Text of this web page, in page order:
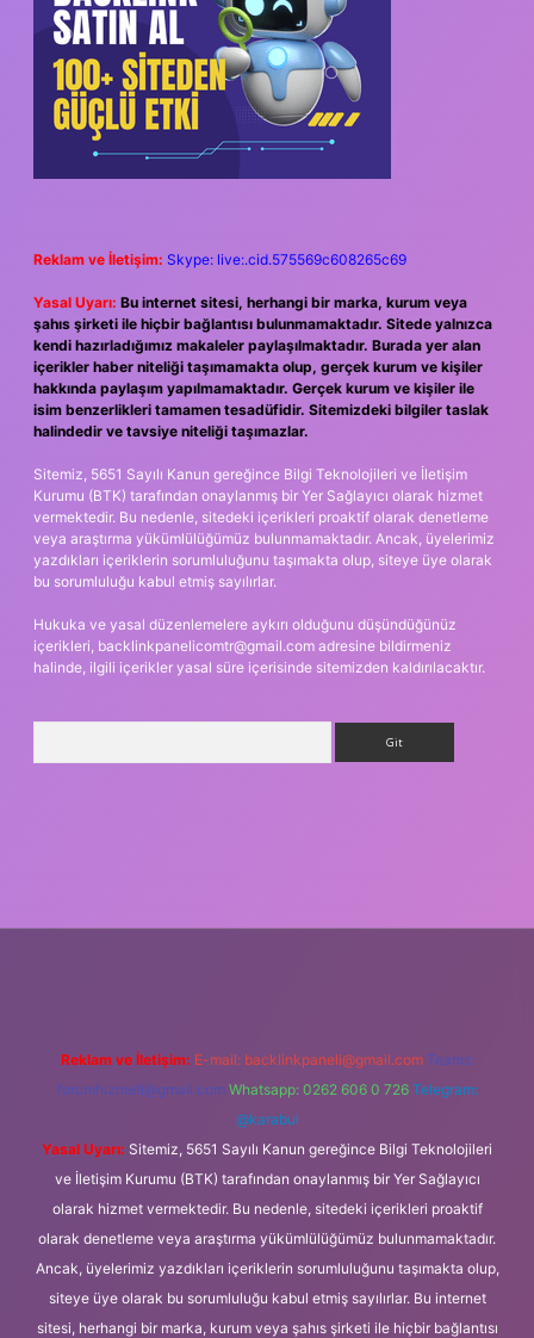
Reklam ve İletişim: Skype: live:.cid.575569c608265c69
Yasal Uyarı: Bu internet sitesi, herhangi bir marka, kurum veya
şahıs şirketi ile hiçbir bağlantısı bulunmamaktadır. Sitede yalnızca
kendi hazırladığımız makaleler paylaşılmaktadır. Burada yer alan
içerikler haber niteliği taşımamakta olup, gerçek kurum ve kişiler
hakkında paylaşım yapılmamaktadır. Gerçek kurum ve kişiler ile
isim benzerlikleri tamamen tesadüfidir. Sitemizdeki bilgiler taslak
halindedir ve tavsiye niteliği taşımazlar.
Sitemiz, 5651 Sayılı Kanun gereğince Bilgi Teknolojileri ve İletişim
Kurumu (BTK) tarafından onaylanmış bir Yer Sağlayıcı olarak hizmet
vermektedir. Bu nedenle, sitedeki içerikleri proaktif olarak denetleme
veya araştırma yükümlülüğümüz bulunmamaktadır. Ancak, üyelerimiz
yazdıkları içeriklerin sorumluluğunu taşımakta olup, siteye üye olarak
bu sorumluluğu kabul etmiş sayılırlar.
Hukuka ve yasal düzenlemelere aykırı olduğunu düşündüğünüz
içerikleri, backlinkpanelicomtr@gmail.com adresine bildirmeniz
halinde, ilgili içerikler yasal süre içerisinde sitemizden kaldırılacaktır.
Reklam ve İletişim: E-mail: backlinkpaneli@gmail.com Teams:
forumhizmeti@gmail.com Whatsapp: 0262 606 0 726 Telegram:
@karabul
Yasal Uyarı: Sitemiz, 5651 Sayılı Kanun gereğince Bilgi Teknolojileri
ve İletişim Kurumu (BTK) tarafından onaylanmış bir Yer Sağlayıcı
olarak hizmet vermektedir. Bu nedenle, sitedeki içerikleri proaktif
olarak denetleme veya araştırma yükümlülüğümüz bulunmamaktadır.
Ancak, üyelerimiz yazdıkları içeriklerin sorumluluğunu taşımakta olup,
siteye üye olarak bu sorumluluğu kabul etmiş sayılırlar. Bu internet
sitesi, herhangi bir marka, kurum veya şahıs şirketi ile hiçbir bağlantısı